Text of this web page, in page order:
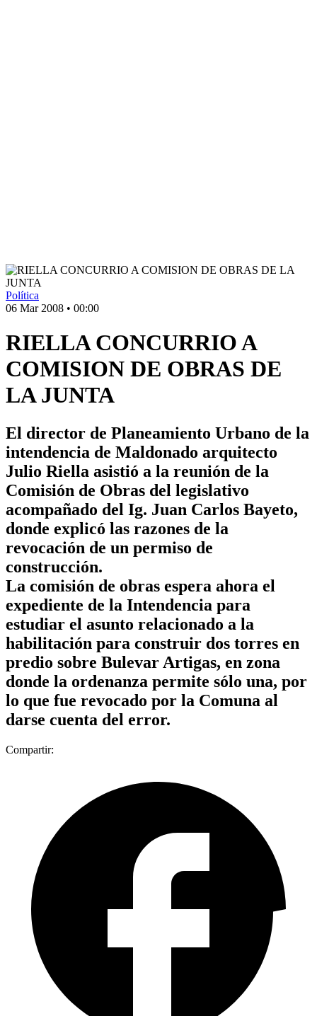
Política
06 Mar 2008 • 00:00
RIELLA CONCURRIO A
COMISION DE OBRAS DE
LA JUNTA
El director de Planeamiento Urbano de la
intendencia de Maldonado arquitecto
Julio Riella asistió a la reunión de la
Comisión de Obras del legislativo
acompañado del Ig. Juan Carlos Bayeto,
donde explicó las razones de la
revocación de un permiso de
construcción.
La comisión de obras espera ahora el
expediente de la Intendencia para
estudiar el asunto relacionado a la
habilitación para construir dos torres en
predio sobre Bulevar Artigas, en zona
donde la ordenanza permite sólo una, por
lo que fue revocado por la Comuna al
darse cuenta del error.
Compartir: